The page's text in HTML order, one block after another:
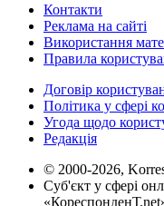
Контакти
Реклама на сайті
Використання
Правила
Договір
Політика у сфері
Угода щодо
Редакція
© 2000-2026,
Суб'єкт у сфері